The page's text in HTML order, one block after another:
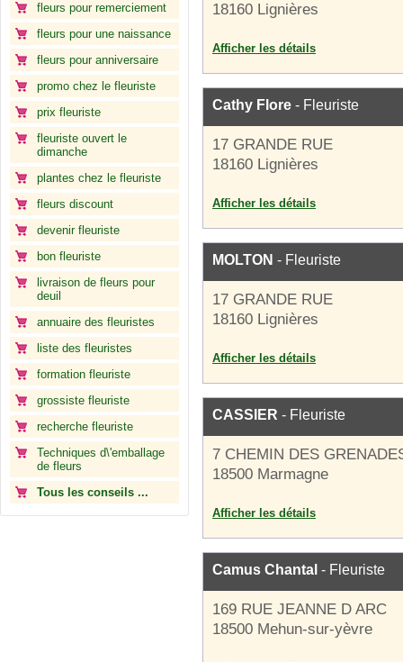
fleurs pour remerciement
fleurs pour une naissance
fleurs pour anniversaire
promo chez le fleuriste
prix fleuriste
fleuriste ouvert le
dimanche
plantes chez le fleuriste
fleurs discount
devenir fleuriste
bon fleuriste
livraison de fleurs pour
deuil
annuaire des fleuristes
liste des fleuristes
formation fleuriste
grossiste fleuriste
recherche fleuriste
Techniques d\'emballage
de fleurs
Tous les conseils ...
18160 Lignières
Afficher les détails
Cathy Flore - Fleuriste
17 GRANDE RUE
18160 Lignières
Afficher les détails
MOLTON - Fleuriste
17 GRANDE RUE
18160 Lignières
Afficher les détails
CASSIER - Fleuriste
7 CHEMIN DES
18500 Marmagne
Afficher les détails
Camus Chantal - Fleuriste
169 RUE JEANNE D ARC
18500 Mehun-sur-yèvre